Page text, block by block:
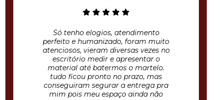
Só tenho elogios, atendimento
perfeito e humanizado, foram muito
atenciosos, vieram diversas vezes no
escritório medir e apresentar o
material até batermos o martelo.
tudo ficou pronto no prazo, mas
conseguiram segurar a entrega pra
mim pois meu espaço ainda não